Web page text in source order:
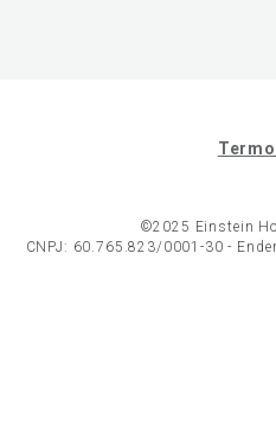
©2025 Einstein
CNPJ: 60.765.823/0001-30 -